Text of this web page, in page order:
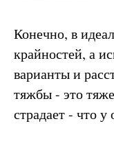
Конечно, в
крайностей, а
варианты и
тяжбы - это
страдает - что